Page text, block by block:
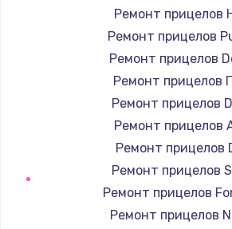
Замена
1100 руб.
Заказать
Замена платы
900 руб.
Заказать
Замена регулятора
Ремонт прицелов
Ремонт прицелов
Ремонт прицелов
Ремонт прицелов
Ремонт прицелов
Ремонт прицелов
Ремонт прицелов
Ремонт прицелов
Ремонт прицелов
Ремонт прицелов